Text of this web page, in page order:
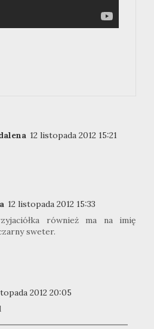
12 listopada 2012 15:21
12 listopada 2012 15:33
również ma na imię
sweter.
2012 20:05